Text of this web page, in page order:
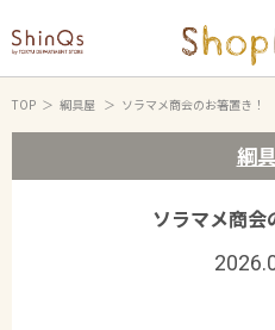
TOP 綱具屋 ソラマメ商会のお箸置き！
綱
ソラマメ商会